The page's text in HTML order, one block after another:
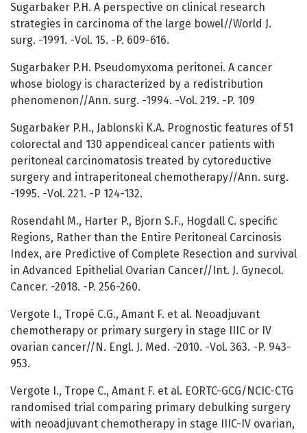
Sugarbaker P.H. A perspective on clinical research
strategies in carcinoma of the large bowel//World J.
surg. -1991. -Vol. 15. -P. 609-616.
Sugarbaker P.H. Pseudomyxoma peritonei. A cancer
whose biology is characterized by a redistribution
phenomenon//Ann. surg. -1994. -Vol. 219. -P. 109
Sugarbaker P.H., Jablonski K.A. Prognostic features of 51
colorectal and 130 appendiceal cancer patients with
peritoneal carcinomatosis treated by cytoreductive
surgery and intraperitoneal chemotherapy//Ann. surg.
-1995. -Vol. 221. -P 124-132.
Rosendahl M., Harter P., Bjorn S.F., Hogdall C. specific
Regions, Rather than the Entire Peritoneal Carcinosis
Index, are Predictive of Complete Resection and survival
in Advanced Epithelial Ovarian Cancer//Int. J. Gynecol.
Cancer. -2018. -P. 256-260.
Vergote I., Tropé C.G., Amant F. et al. Neoadjuvant
chemotherapy or primary surgery in stage IIIC or IV
ovarian cancer//N. Engl. J. Med. -2010. -Vol. 363. -P. 943-
953.
Vergote I., Trope C., Amant F. et al. EORTC-GCG/NCIC-CTG
randomised trial comparing primary debulking surgery
with neoadjuvant chemotherapy in stage IIIC-IV ovarian,